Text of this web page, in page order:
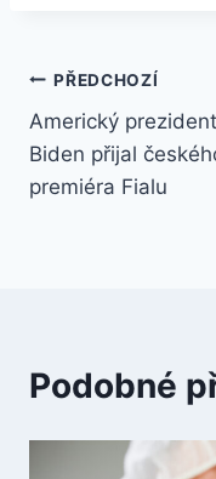
Navigace
pro
příspěvek
PŘEDCHOZÍ
Americký prezident
Biden přijal
premiéra Fialu
Podobné